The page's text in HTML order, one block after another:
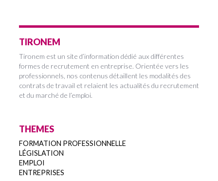
TIRONEM
Tironem est un site d’information dédié aux différentes
formes de recrutement en entreprise. Orientée vers les
professionnels, nos contenus détaillent les modalités des
contrats de travail et relaient les actualités du recrutement
et du marché de l’emploi.
THEMES
FORMATION PROFESSIONNELLE
LÉGISLATION
EMPLOI
ENTREPRISES